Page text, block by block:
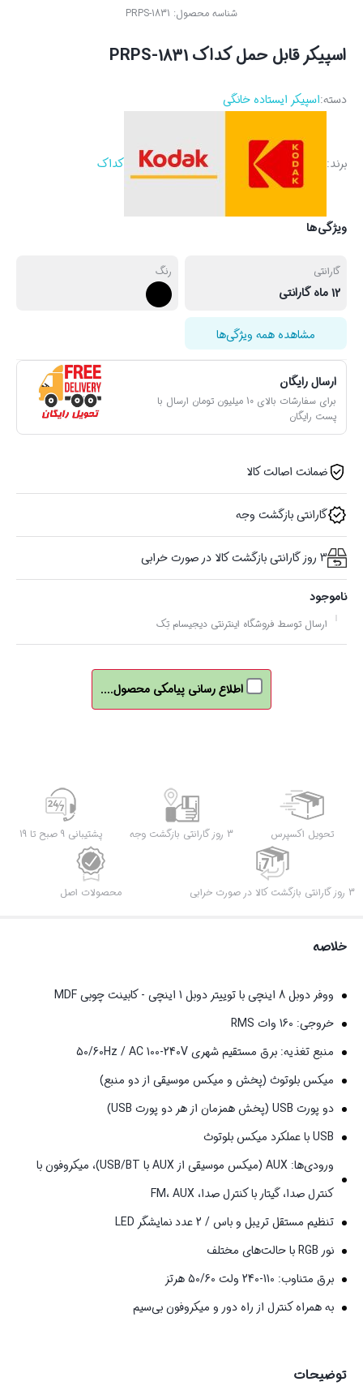
شناسه محصول: PRPS-1831
اسپیکر قابل حمل کداک PRPS-1831
دسته:اسپیکر ایستاده خانگی
برند: کداک
ویژگی‌ها
گارانتی
12 ماه گارانتی
رنگ
مشاهده همه ویژگی‌ها
ارسال رایگان
برای سفارشات بالای 10 میلیون تومان ارسال با
پست رایگان
ضمانت اصالت کالا
گارانتی بازگشت وجه
3 روز گارانتی بازگشت کالا در صورت خرابی
ناموجود
ارسال توسط فروشگاه اینترنتی دیجیسام تِک
اطلاع رسانی پیامکی محصول....
تحویل اکسپرس 3 روز گارانتی بازگشت وجه پشتیبانی 9 صبح تا 19
3 روز گارانتی بازگشت کالا در صورت خرابی محصولات اصل
خلاصه
ووفر دوبل 8 اینچی با توییتر دوبل 1 اینچی - کابینت چوبی MDF
خروجی: 160 وات RMS
منبع تغذیه: برق مستقیم شهری 50/60Hz / AC 100-240V
میکس بلوتوث (پخش و میکس موسیقی از دو منبع)
دو پورت USB (پخش همزمان از هر دو پورت USB)
USB با عملکرد میکس بلوتوث
ورودی‌ها: AUX (میکس موسیقی از AUX با USB/BT)، میکروفون با
کنترل صدا، گیتار با کنترل صدا، FM، AUX
تنظیم مستقل تریبل و باس / 2 عدد نمایشگر LED
نور RGB با حالت‌های مختلف
برق متناوب: 110-240 ولت 50/60 هرتز
به همراه کنترل از راه دور و میکروفون بی‌سیم
توضیحات